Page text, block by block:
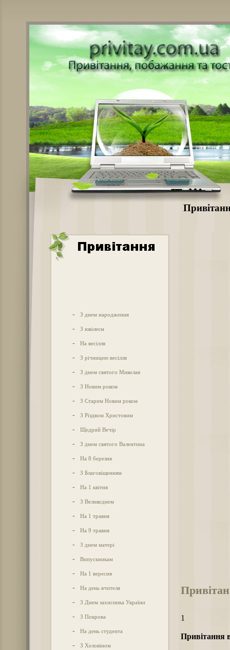
- З днем народження
- З ювілеєм
- На весілля
- З річницею весілля
- З днем святого Миколая
- З Новим роком
- З Старим Новим роком
- З Різдвом Христовим
- Щедрий Вечір
- З днем святого Валентина
- На 8 березня
- З Благовіщенням
- На 1 квітня
- З Великоднем
- На 1 травня
- На 9 травня
- З днем матері
- Випускникам
- На 1 вересня
- На день вчителя
- З Днем захисника України
- З Покрова
- На день студента
- З Хеловіном
1
Привітання